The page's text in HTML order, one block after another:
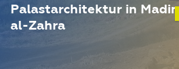
Palastarchitektur in
al-Zahra